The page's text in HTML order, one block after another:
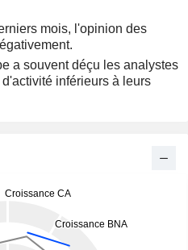
mois, l'opinion des
a souvent déçu les analystes
inférieurs à leurs